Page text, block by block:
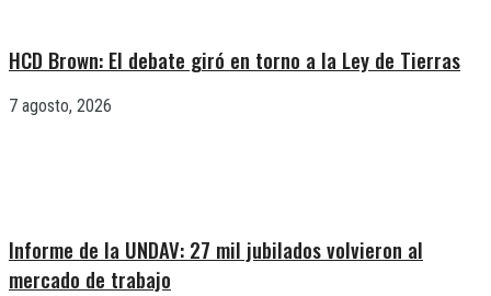
HCD Brown: El debate giró en torno a la Ley de Tierras
7 agosto, 2026
Informe de la UNDAV: 27 mil jubilados volvieron al
mercado de trabajo